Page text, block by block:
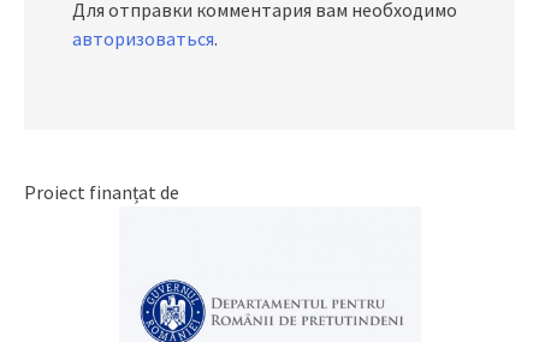
Для отправки комментария вам необходимо
авторизоваться.
Proiect finanțat de